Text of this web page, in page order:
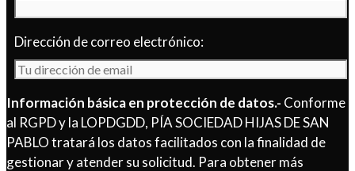
Dirección de correo electrónico:
Información básica en protección de datos.- Conforme
al RGPD y la LOPDGDD, PÍA SOCIEDAD HIJAS DE SAN
PABLO tratará los datos facilitados con la finalidad de
gestionar y atender su solicitud. Para obtener más